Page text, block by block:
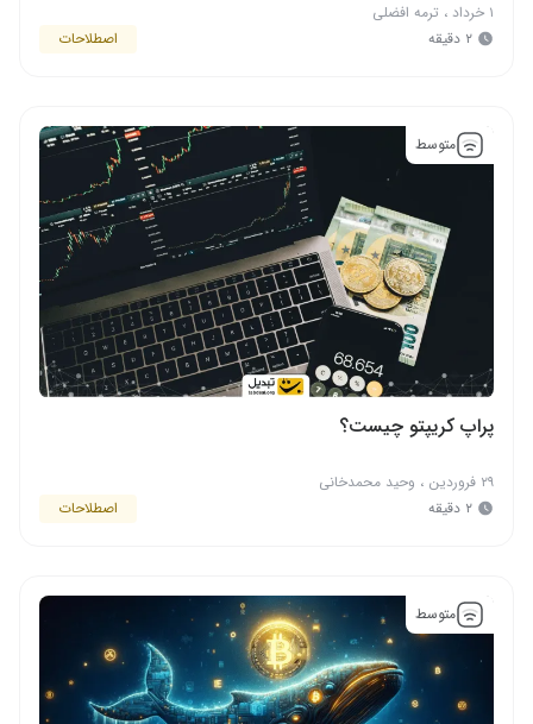
۱ خرداد ، ترمه افضلی
۲ دقیقه
اصطلاحات
متوسط
پراپ کریپتو چیست؟
۲۹ فروردین ، وحید محمدخانی
۲ دقیقه
اصطلاحات
متوسط